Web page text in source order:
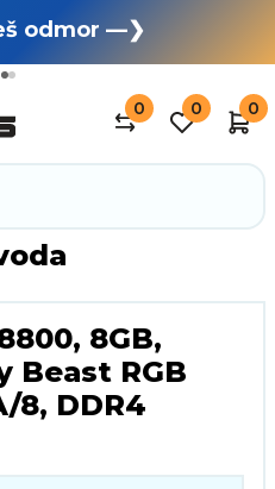
odmor —❯
RASPRODAJA —❯
0 0 0
8GB,
Beast RGB
8, DDR4